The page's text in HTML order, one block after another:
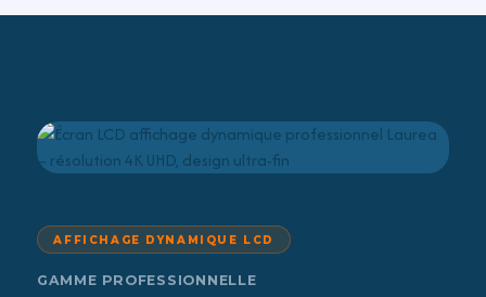
AFFICHAGE DYNAMIQUE LCD
GAMME PROFESSIONNELLE